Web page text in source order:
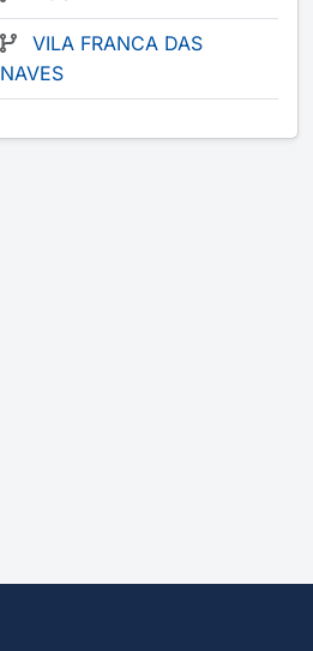
VILA FRANCA DAS
NAVES